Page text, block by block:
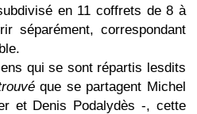
en 11 coffrets de 8 à
séparément, correspondant
qui se sont répartis lesdits
que se partagent Michel
et Denis Podalydès -, cette